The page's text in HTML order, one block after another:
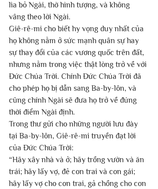
lìa bỏ Ngài, thờ hình tượng, và không
vâng theo lời Ngài.
Giê-rê-mi cho biết hy vọng duy nhất của
họ không nằm ở sức mạnh quân sự hay
sự thay đổi của các vương quốc trên đất,
nhưng nằm trong việc thật lòng trở về với
Đức Chúa Trời. Chính Đức Chúa Trời đã
cho phép họ bị dẫn sang Ba-by-lôn, và
cũng chính Ngài sẽ đưa họ trở về đúng
thời điểm Ngài định.
Trong thư gửi cho những người lưu đày
tại Ba-by-lôn, Giê-rê-mi truyền đạt lời
của Đức Chúa Trời:
“Hãy xây nhà và ở; hãy trồng vườn và ăn
trái; hãy lấy vợ, đẻ con trai và con gái;
hãy lấy vợ cho con trai, gả chồng cho con